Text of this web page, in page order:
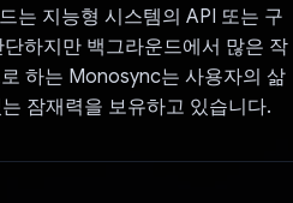
는 지능형 시스템의 API 또는 구
하지만 백그라운드에서 많은 작
하는 Monosync는 사용자의 삶
잠재력을 보유하고 있습니다.